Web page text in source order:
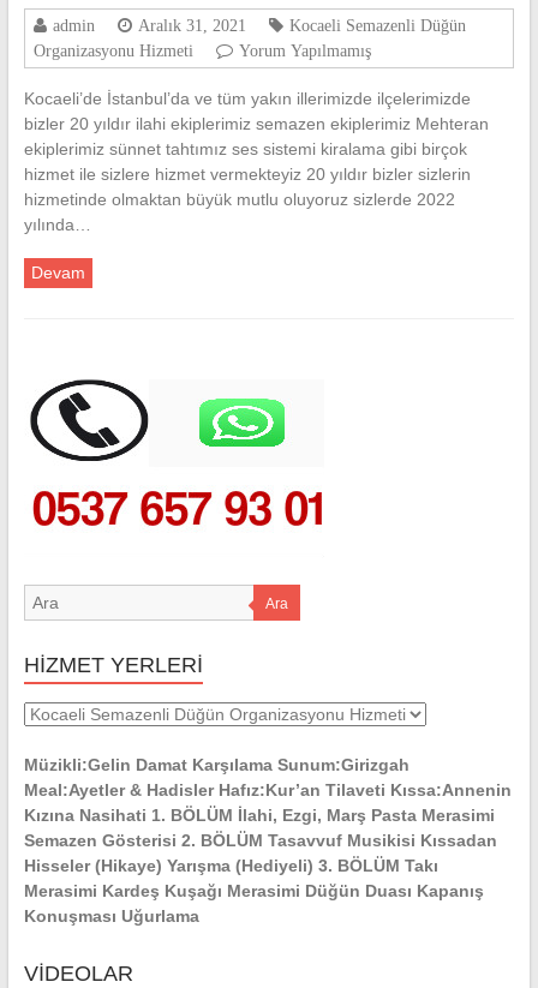
admin Aralık 31, 2021
Kocaeli Semazenli Düğün
Organizasyonu Hizmeti
Yorum Yapılmamış
Kocaeli’de İstanbul’da ve tüm yakın illerimizde ilçelerimizde
bizler 20 yıldır ilahi ekiplerimiz semazen ekiplerimiz Mehteran
ekiplerimiz sünnet tahtımız ses sistemi kiralama gibi birçok
hizmet ile sizlere hizmet vermekteyiz 20 yıldır bizler sizlerin
hizmetinde olmaktan büyük mutlu oluyoruz sizlerde 2022
yılında…
Devam
Ara
HİZMET YERLERİ
HİZMET
Müzikli:Gelin Damat Karşılama Sunum:Girizgah
Meal:Ayetler & Hadisler Hafız:Kur’an Tilaveti Kıssa:Annenin
Kızına Nasihati 1. BÖLÜM İlahi, Ezgi, Marş Pasta Merasimi
Semazen Gösterisi 2. BÖLÜM Tasavvuf Musikisi Kıssadan
Hisseler (Hikaye) Yarışma (Hediyeli) 3. BÖLÜM Takı
Merasimi Kardeş Kuşağı Merasimi Düğün Duası Kapanış
Konuşması Uğurlama
VİDEOLAR